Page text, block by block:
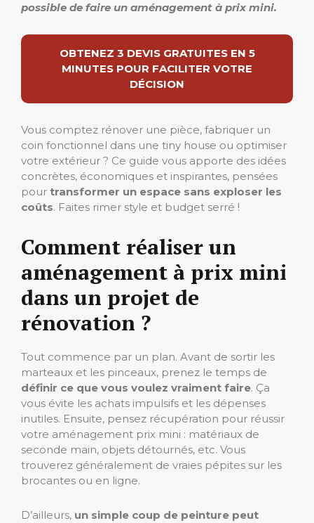
possible de faire un aménagement à prix mini.
OBTENEZ 3 DEVIS GRATUITES EN 5
MINUTES POUR FACILITER VOTRE
DÉCISION
Vous comptez rénover une pièce, fabriquer un
coin fonctionnel dans une tiny house ou optimiser
votre extérieur ? Ce guide vous apporte des idées
concrètes, économiques et inspirantes, pensées
pour transformer un espace sans exploser les
coûts. Faites rimer style et budget serré !
Comment réaliser un
aménagement à prix mini
dans un projet de
rénovation ?
Tout commence par un plan. Avant de sortir les
marteaux et les pinceaux, prenez le temps de
définir ce que vous voulez vraiment faire. Ça
vous évite les achats impulsifs et les dépenses
inutiles. Ensuite, pensez récupération pour réussir
votre aménagement prix mini : matériaux de
seconde main, objets détournés, etc. Vous
trouverez généralement de vraies pépites sur les
brocantes ou en ligne.
D’ailleurs, un simple coup de peinture peut